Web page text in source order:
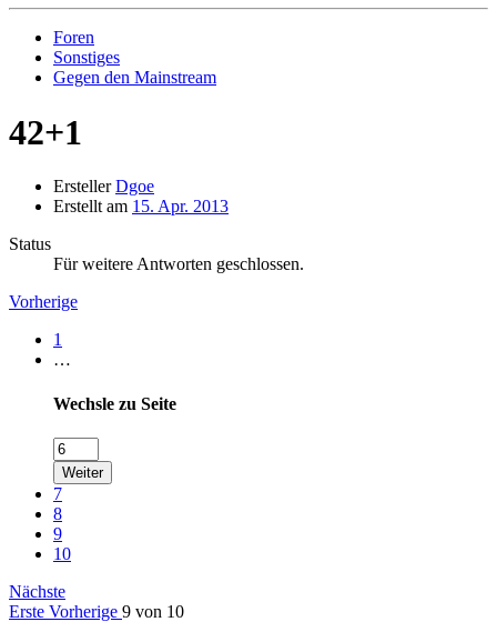
Foren
Sonstiges
Gegen den Mainstream
42+1
Ersteller Dgoe
Erstellt am 15. Apr. 2013
Status
Für weitere Antworten geschlossen.
Vorherige
1
…
Wechsle zu Seite
Weiter
7
8
9
10
Nächste
Erste Vorherige 9 von 10